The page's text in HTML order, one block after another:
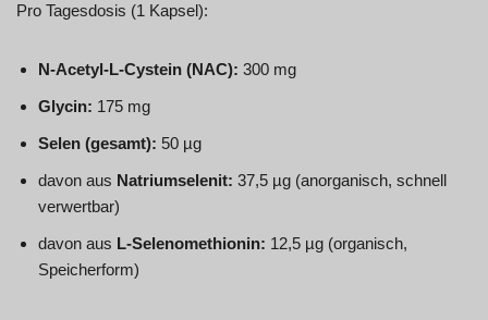
Pro Tagesdosis (1 Kapsel):
N-Acetyl-L-Cystein (NAC): 300 mg
Glycin: 175 mg
Selen (gesamt): 50 µg
davon aus Natriumselenit: 37,5 µg (anorganisch, schnell
verwertbar)
davon aus L-Selenomethionin: 12,5 µg (organisch,
Speicherform)